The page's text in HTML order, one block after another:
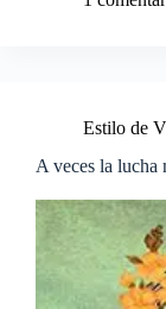
Estilo de
A veces la lucha